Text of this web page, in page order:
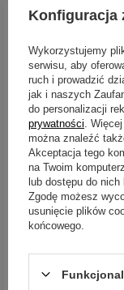
Wobler Shimano
Zumverno 95SP FB
007 St Smelt
74,60 zł
Kup za: 2461.8
Ilość produktów
Konfiguracja
Wykorzystujemy
serwisu, aby
ruch i prowadzić
jak i naszych
do personalizacji
prywatności .
można znaleźć
Akceptacja tego
na Twoim
lub dostępu do nich
Zgodę możesz
usunięcie plików
końcowego.